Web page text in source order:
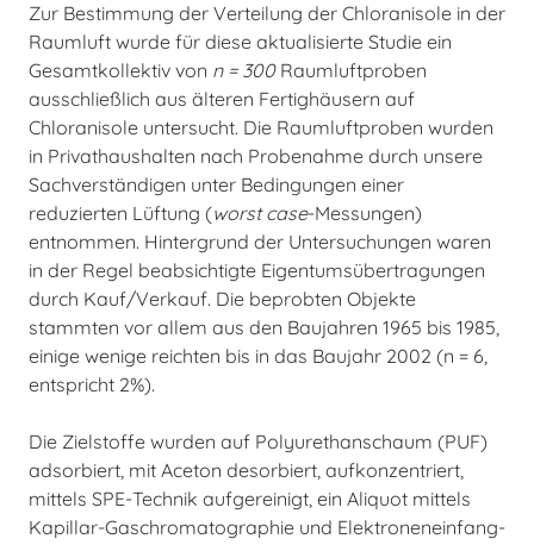
Zur Bestimmung der Verteilung der Chloranisole in der
Raumluft wurde für diese aktualisierte Studie ein
Gesamtkollektiv von n = 300Raumluftproben
ausschließlich aus älteren Fertighäusern auf
Chloranisole untersucht. Die Raumluftproben wurden
in Privathaushalten nach Probenahme durch unsere
Sachverständigen unter Bedingungen einer
reduzierten Lüftung (worst case-Messungen)
entnommen. Hintergrund der Untersuchungen waren
in der Regel beabsichtigte Eigentumsübertragungen
durch Kauf/Verkauf. Die beprobten Objekte
stammten vor allem aus den Baujahren 1965 bis 1985,
einige wenige reichten bis in das Baujahr 2002 (n = 6,
entspricht 2%).
Die Zielstoffe wurden auf Polyurethanschaum (PUF)
adsorbiert, mit Aceton desorbiert, aufkonzentriert,
mittels SPE-Technik aufgereinigt, ein Aliquot mittels
Kapillar-Gaschromatographie und Elektroneneinfang-